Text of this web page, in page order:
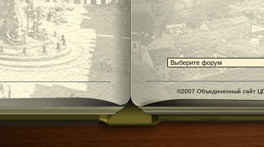
©2007 Объединенный сайт